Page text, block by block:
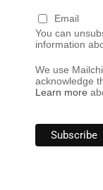
Email
You can
information
We use
acknowledge
Learn more